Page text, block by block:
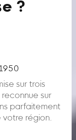
?
sur trois
sur
parfaitement
votre région.